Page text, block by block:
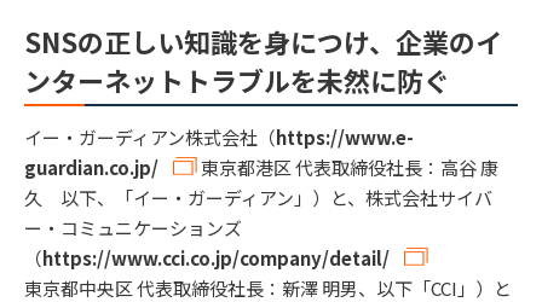
SNSの正しい知識を身につけ、企業のイ
ンターネットトラブルを未然に防ぐ
イー・ガーディアン株式会社（https://www.e-
guardian.co.jp/
東京都港区 代表取締役社長：高谷 康
久 以下、「イー・ガーディアン」）と、株式会社サイバ
ー・コミュニケーションズ
（https://www.cci.co.jp/company/detail/
東京都中央区 代表取締役社長：新澤 明男、以下「CCI」）と